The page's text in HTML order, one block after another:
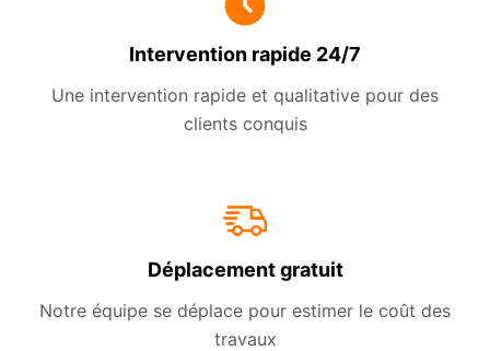
Intervention rapide 24/7
Une intervention rapide et qualitative pour des
clients conquis
Déplacement gratuit
Notre équipe se déplace pour estimer le coût des
travaux